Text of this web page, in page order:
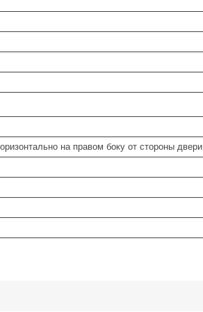
на правом боку от стороны двери